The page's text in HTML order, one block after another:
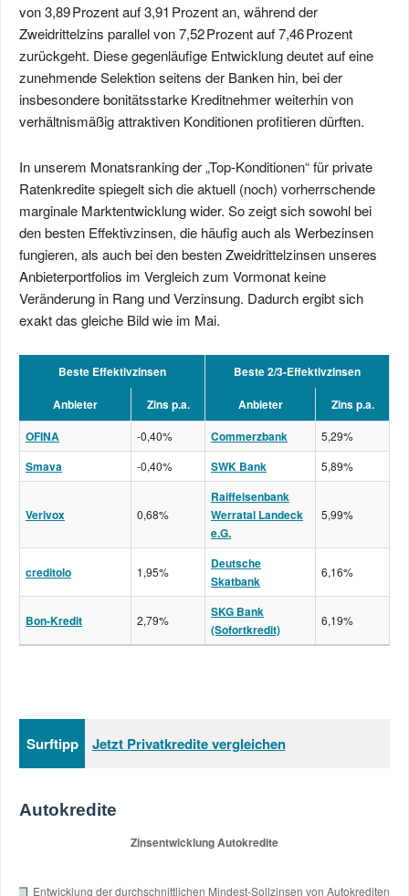
von 3,89 Prozent auf 3,91 Prozent an, während der
Zweidrittelzins parallel von 7,52 Prozent auf 7,46 Prozent
zurückgeht. Diese gegenläufige Entwicklung deutet auf eine
zunehmende Selektion seitens der Banken hin, bei der
insbesondere bonitätsstarke Kreditnehmer weiterhin von
verhältnismäßig attraktiven Konditionen profitieren dürften.
In unserem Monatsranking der „Top-Konditionen“ für private
Ratenkredite spiegelt sich die aktuell (noch) vorherrschende
marginale Marktentwicklung wider. So zeigt sich sowohl bei
den besten Effektivzinsen, die häufig auch als Werbezinsen
fungieren, als auch bei den besten Zweidrittelzinsen unseres
Anbieterportfolios im Vergleich zum Vormonat keine
Veränderung in Rang und Verzinsung. Dadurch ergibt sich
exakt das gleiche Bild wie im Mai.
Beste Effektivzinsen
Beste 2/3-Effektivzinsen
Anbieter
Zins p.a. Anbieter
Zins p.a.
OFINA
-0,40% Commerzbank 5,29%
Smava -0,40% SWK Bank 5,89%
Verivox 0,68%
Raiffeisenbank
Werratal Landeck
e.G.
5,99%
creditolo 1,95%
Deutsche
Skatbank
6,16%
Bon-Kredit 2,79%
SKG Bank
(Sofortkredit)
6,19%
Surftipp Jetzt Privatkredite vergleichen
Autokredite